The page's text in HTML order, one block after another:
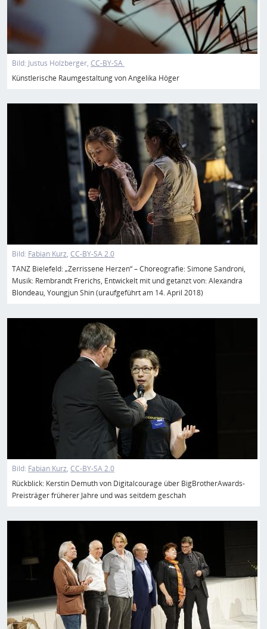
Bild: Justus Holzberger CC-BY-SA
Künstlerische Raumgestaltung von Angelika Höger
Bild
Bild: Fabian Kurz CC-BY-SA 2.0
TANZ Bielefeld: „Zerrissene Herzen“ – Choreografie: Simone Sandroni,
Musik: Rembrandt Frerichs, Entwickelt mit und getanzt von: Alexandra
Blondeau, Youngjun Shin (uraufgeführt am 14. April 2018)
Bild
Bild: Fabian Kurz CC-BY-SA 2.0
Rückblick: Kerstin Demuth von Digitalcourage über BigBrotherAwards-
Preisträger früherer Jahre und was seitdem geschah
Bild